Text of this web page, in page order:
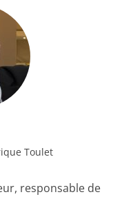
Toulet
responsable de